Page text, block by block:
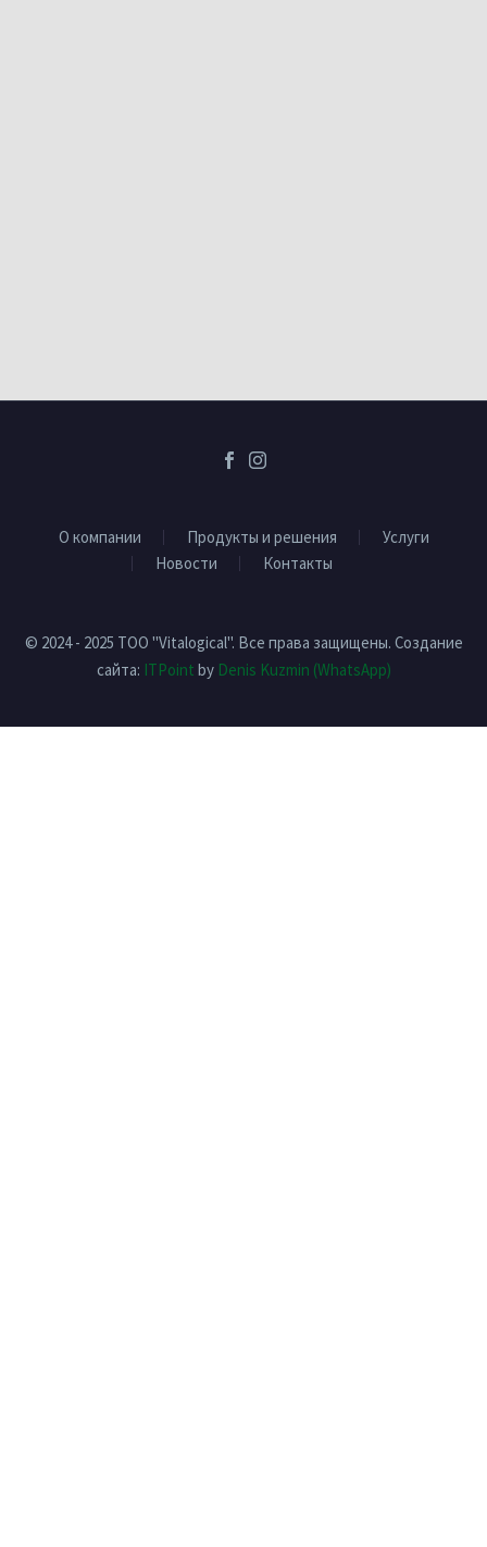
О компании Продукты и решения
Услуги
Новости
Контакты
© 2024 - 2025 ТОО "Vitalogical". Все права защищены. Создание
сайта: ITPoint by Denis Kuzmin (WhatsApp)